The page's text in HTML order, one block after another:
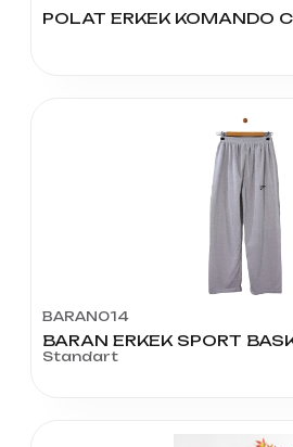
BARAN014
BARAN ERKEK SPORT
Standart